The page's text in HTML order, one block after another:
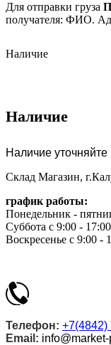
Для отправки груза
получателя: ФИО.
Наличие
Наличие
Наличие
Склад Магазин,
график работы:
Понедельник -
Суббота с 9:00 - 17:00
Воскресенье с 9:00 -
Телефон: +7(4842)
Email: